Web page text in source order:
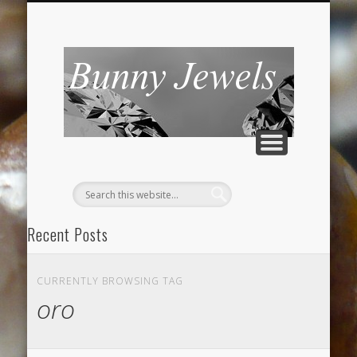
Bunny
Jewels
Recent Posts
Romanticamente rosa
“Smeraldo” anello dal ricordo antico
CURRENTLY BROWSING TAG
oro